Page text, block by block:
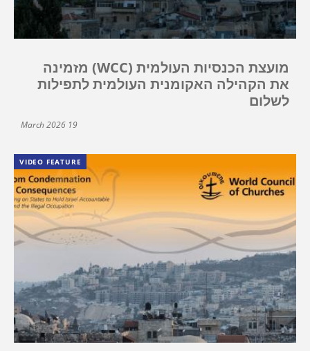
מועצת הכנסיות העולמית (WCC) מזמינה
את הקהילה האקומנית העולמית לתפילות
לשלום
19 March 2026
VIDEO FEATURE